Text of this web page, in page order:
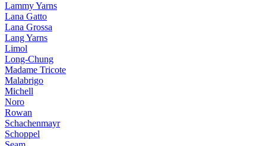
Lammy Yarns
Lana Gatto
Lana Grossa
Lang Yarns
Limol
Long-Chung
Madame Tricote
Malabrigo
Michell
Noro
Rowan
Schachenmayr
Schoppel